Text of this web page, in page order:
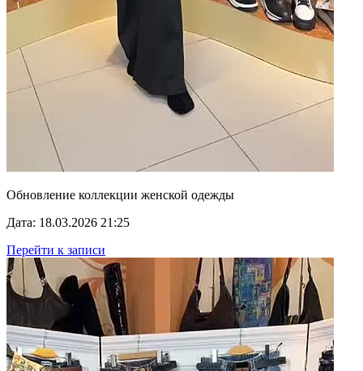
Обновление коллекции женской одежды
Дата: 18.03.2026 21:25
Перейти к записи